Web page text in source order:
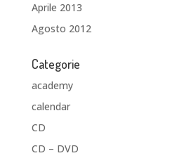
Aprile 2013
Agosto 2012
Categorie
academy
calendar
CD
CD – DVD